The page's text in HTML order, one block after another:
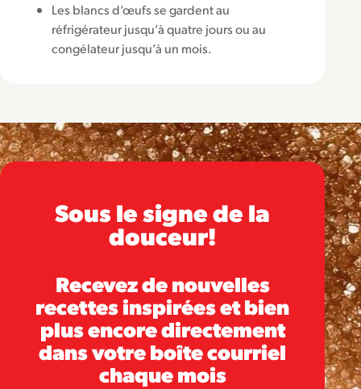
Les blancs d’œufs se gardent au
réfrigérateur jusqu’à quatre jours ou au
congélateur jusqu’à un mois.
Sous le signe de la
douceur!
Recevez de nouvelles
recettes inspirées et bien
plus encore directement
dans votre boîte courriel
chaque mois